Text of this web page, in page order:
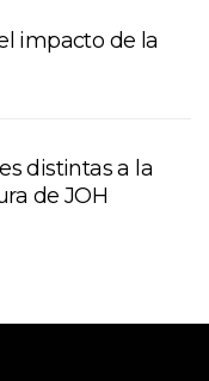
impacto de la
distintas a la
de JOH